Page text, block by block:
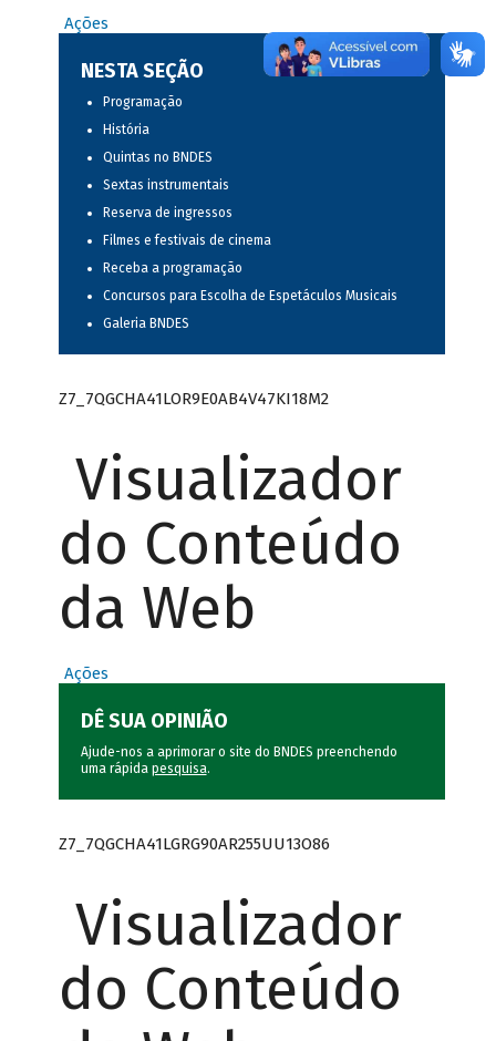
Ações
NESTA SEÇÃO
Programação
História
Quintas no BNDES
Sextas instrumentais
Reserva de ingressos
Filmes e festivais de cinema
Receba a programação
Concursos para Escolha de Espetáculos Musicais
Galeria BNDES
Z7_7QGCHA41LOR9E0AB4V47KI18M2
Visualizador
do Conteúdo
da Web
Ações
DÊ SUA OPINIÃO
Ajude-nos a aprimorar o site do BNDES preenchendo
uma rápida pesquisa.
Z7_7QGCHA41LGRG90AR255UU13O86
Visualizador
do Conteúdo